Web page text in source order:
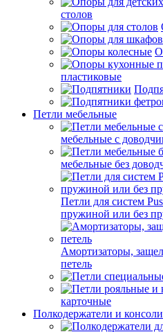
столов
пластиковые
Петли мебельные
мебельные с
мебельные без
Петли для систем
пружиной или без
Амортизаторы,
петель
карточные
Полкодержатели и консоли